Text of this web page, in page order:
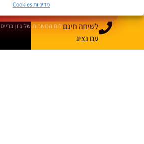
מדיניות Cookies
לצפייה במשרות
לוח המשרות של ג׳ון ברייסלשיחה חינם
עם נציג